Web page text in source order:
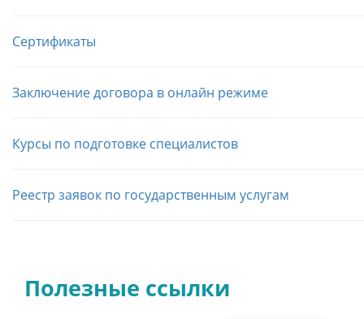
Сертификаты
Заключение договора в онлайн режиме
Курсы по подготовке специалистов
Реестр заявок по государственным услугам
Полезные ссылки